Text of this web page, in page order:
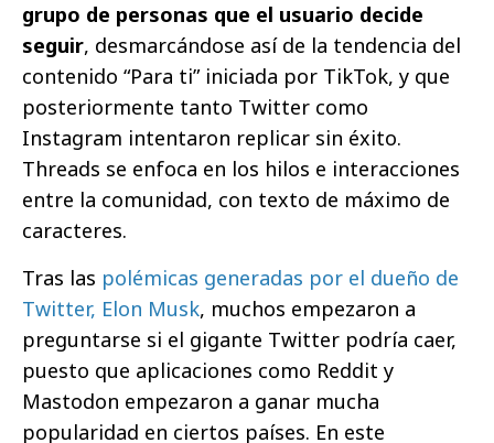
grupo de personas que el usuario decide
seguir, desmarcándose así de la tendencia del
contenido “Para ti” iniciada por TikTok, y que
posteriormente tanto Twitter como
Instagram intentaron replicar sin éxito.
Threads se enfoca en los hilos e interacciones
entre la comunidad, con texto de máximo de
caracteres.
Tras las polémicas generadas por el dueño de
Twitter, Elon Musk, muchos empezaron a
preguntarse si el gigante Twitter podría caer,
puesto que aplicaciones como Reddit y
Mastodon empezaron a ganar mucha
popularidad en ciertos países. En este